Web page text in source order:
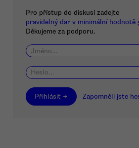
Pro přístup do diskusí zadejte
pravidelný dar v minimální hodnotě
Děkujeme za podporu.
Přihlásit → Zapomněli jste